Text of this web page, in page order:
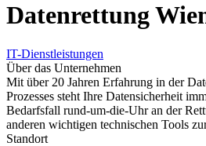
Datenrettung
IT-Dienstleistungen
Über das Unternehmen
Mit über 20 Jahren Erfahrung in der
Prozesses steht Ihre Datensicherheit
Bedarfsfall rund-um-die-Uhr an der
anderen wichtigen technischen Tools
Standort